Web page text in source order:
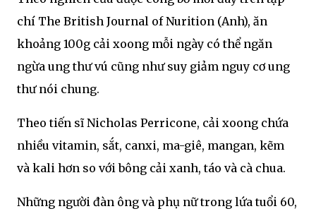
chí The British Journal of Nurition (Anh), ăn
khoảng 100g cải xoong mỗi ngày có thể ngăn
ngừa ung thư vú cũng như suy giảm nguy cơ ung
thư nói chung.
Theo tiến sĩ Nicholas Perricone, cải xoong chứa
nhiều vitamin, sắt, canxi, ma-giê, mangan, kẽm
và kali hơn so với bông cải xanh, táo và cà chua.
Những người đàn ông và phụ nữ trong lứa tuổi 60,